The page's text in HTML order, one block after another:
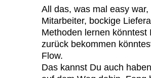
All das, was mal easy
Mitarbeiter, bockige
Methoden lernen
zurück bekommen
Flow.
Das kannst Du auch